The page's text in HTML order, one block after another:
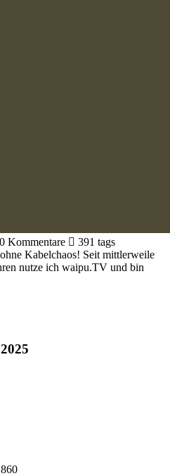
0 Kommentare
391 tags
Kabelchaos! Seit mittlerweile
nutze ich waipu.TV und bin